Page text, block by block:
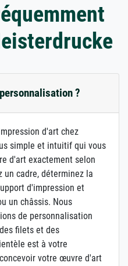
?
d'art chez
simple et intuitif qui vous
d'art exactement selon
un cadre, déterminez la
d'impression et
un châssis. Nous
de personnalisation
filets et des
est à votre
votre œuvre d'art